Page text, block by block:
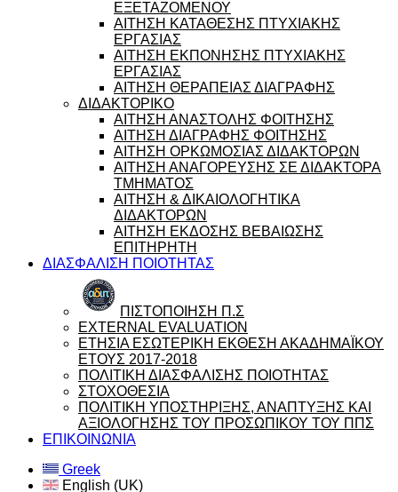
ΕΞΕΤΑΖΟΜΕΝΟΥ
ΑΙΤΗΣΗ ΚΑΤΑΘΕΣΗΣ ΠΤΥΧΙΑΚΗΣ
ΕΡΓΑΣΙΑΣ
ΑΙΤΗΣΗ ΕΚΠΟΝΗΣΗΣ ΠΤΥΧΙΑΚΗΣ
ΕΡΓΑΣΙΑΣ
ΑΙΤΗΣΗ ΘΕΡΑΠΕΙΑΣ ΔΙΑΓΡΑΦΗΣ
ΔΙΔΑΚΤΟΡΙΚΟ
ΑΙΤΗΣΗ ΑΝΑΣΤΟΛΗΣ ΦΟΙΤΗΣΗΣ
ΑΙΤΗΣΗ ΔΙΑΓΡΑΦΗΣ ΦΟΙΤΗΣΗΣ
ΑΙΤΗΣΗ ΟΡΚΩΜΟΣΙΑΣ ΔΙΔΑΚΤΟΡΩΝ
ΑΙΤΗΣΗ ΑΝΑΓΟΡΕΥΣΗΣ ΣΕ ΔΙΔΑΚΤΟΡΑ
ΤΜΗΜΑΤΟΣ
ΑΙΤΗΣΗ & ΔΙΚΑΙΟΛΟΓΗΤΙΚΑ
ΔΙΔΑΚΤΟΡΩΝ
ΑΙΤΗΣΗ ΕΚΔΟΣΗΣ ΒΕΒΑΙΩΣΗΣ
ΕΠΙΤΗΡΗΤΗ
ΔΙΑΣΦΑΛΙΣΗ ΠΟΙΟΤΗΤΑΣ
ΠΙΣΤΟΠΟΙΗΣΗ Π.Σ
EXTERNAL EVALUATION
ΕΤΗΣΙΑ ΕΣΩΤΕΡΙΚΗ ΕΚΘΕΣΗ ΑΚΑΔΗΜΑΪΚΟΥ
ΕΤΟΥΣ 2017-2018
ΠΟΛΙΤΙΚΗ ΔΙΑΣΦΑΛΙΣΗΣ ΠΟΙΟΤΗΤΑΣ
ΣΤΟΧΟΘΕΣΙΑ
ΠΟΛΙΤΙΚΗ ΥΠΟΣΤΗΡΙΞΗΣ, ΑΝΑΠΤΥΞΗΣ ΚΑΙ
ΑΞΙΟΛΟΓΗΣΗΣ ΤΟΥ ΠΡΟΣΩΠΙΚΟΥ ΤΟΥ ΠΠΣ
ΕΠΙΚΟΙΝΩΝΙΑ
Greek
English (UK)